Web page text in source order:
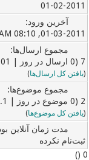
01-02-2011
آخرین ورود:
01-03-2011, 08:10 AM
مجموع ارسال‌ها:
7 (0 ارسال در روز | 0.01 درصد از کل ارسال‌ها)
(یافتن کل ارسال‌ها)
مجموع موضوع‌ها:
2 (0 موضوع در روز | 0.1 درصد از کل موضوع‌ها)
(یافتن کل موضوع‌ها)
مدت زمان آنلاین
ثبت‌نام نکرده
0 ()